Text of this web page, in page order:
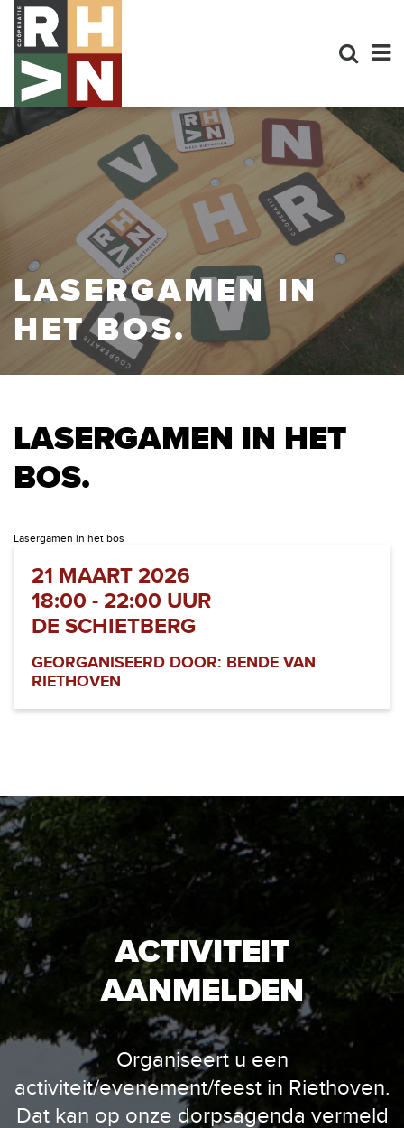
LASERGAMEN IN
HET BOS.
LASERGAMEN IN HET
BOS.
Lasergamen in het bos
21 MAART 2026
18:00 - 22:00 UUR
DE SCHIETBERG
GEORGANISEERD DOOR: BENDE VAN
RIETHOVEN
ACTIVITEIT
AANMELDEN
Organiseert u een
activiteit/evenement/feest in Riethoven.
Dat kan op onze dorpsagenda vermeld